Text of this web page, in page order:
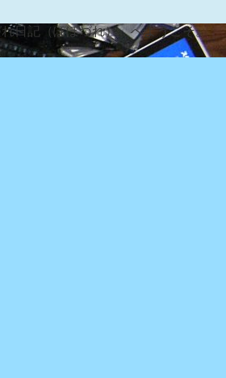
日記（ぽぽづれ）』へようこそ。